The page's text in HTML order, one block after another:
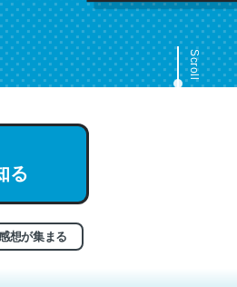
Scroll
る
想が集まる
はとてもクレバーなんだろうなと凄く
はこの流れ好き。Let’s Fucking Go.
信じられるかい？ by ラーズ・ヌートバー